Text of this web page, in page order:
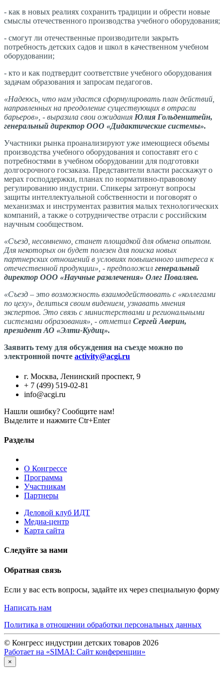
- как в новых реалиях сохранить традиции и обрести новые
смыслы отечественного производства учебного оборудования;
- смогут ли отечественные производители закрыть
потребность детских садов и школ в качественном учебном
оборудовании;
- кто и как подтвердит соответствие учебного оборудования
задачам образования и запросам педагогов.
«Надеюсь, что нам удастся сформулировать план действий,
направленных на преодоление существующих в отрасли
барьеров», - выразила свои ожидания Юлия Гольденштейн,
генеральный директор ООО «Дидактические системы».
Участники рынка проанализируют уже имеющиеся объемы
производства учебного оборудования и сопоставят его с
потребностями в учебном оборудовании для подготовки
долгосрочного госзаказа. Представители власти расскажут о
мерах господдержки, планах по нормативно-правовому
регулированию индустрии. Спикеры затронут вопросы
защиты интеллектуальной собственности и поговорят о
механизмах и инструментах развития малых технологических
компаний, а также о сотрудничестве отрасли с российским
научным сообществом.
«Съезд, несомненно, станет площадкой для обмена опытом.
Для некоторых он будет полезен для поиска новых
партнерских отношений в условиях повышенного интереса к
отечественной продукции», - предположил генеральный
директор ООО «Научные развлечения» Олег Поваляев.
«Съезд – это возможность взаимодействовать с «коллегами
по цеху», делиться своим видением, узнавать мнения
экспертов. Это связь с министерствами и региональными
системами образования», - отметил Сергей Аверин,
президент АО «Элти-Кудиц».
Заявить тему для обсуждения на съезде можно по
электронной почте activity@acgi.ru
г. Москва, Ленинский проспект, 9
+ 7 (499) 519-02-81
info@acgi.ru
Нашли ошибку? Сообщите нам!
Выделите и нажмите Ctr+Enter
Разделы
О Конгрессе
Программа
Участникам
Партнеры
Деловой клуб ИДТ
Медиа-центр
Карта сайта
Следуйте за нами
Обратная связь
Если у вас есть вопросы, задайте их через специальную форму
Написать нам
Политика в отношении обработки персональных данных
© Конгресс индустрии детских товаров 2026
Работает на «SIMAI: Сайт конференции»
×